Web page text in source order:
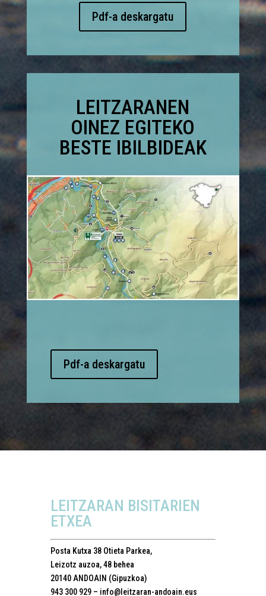
Pdf-a deskargatu
LEITZARANEN
OINEZ EGITEKO
BESTE IBILBIDEAK
Pdf-a deskargatu
LEITZARAN BISITARIEN
ETXEA
Posta Kutxa 38 Otieta Parkea,
Leizotz auzoa, 48 behea
20140 ANDOAIN (Gipuzkoa)
943 300 929 – info@leitzaran-andoain.eus